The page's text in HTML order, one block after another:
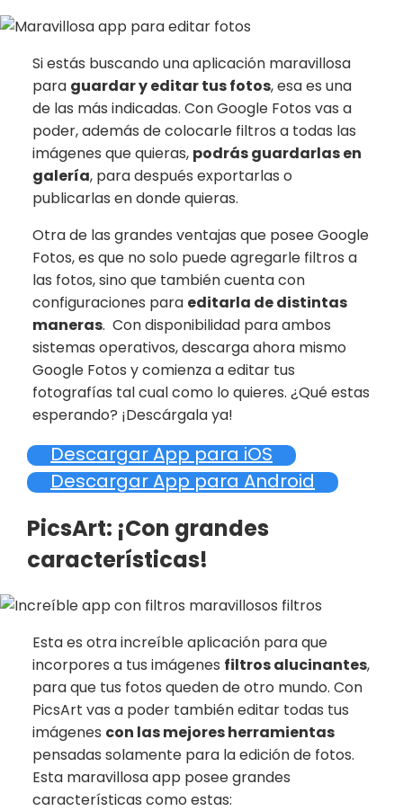
Si estás buscando una aplicación maravillosa
para guardar y editar tus fotos, esa es una
de las más indicadas. Con Google Fotos vas a
poder, además de colocarle filtros a todas las
imágenes que quieras, podrás guardarlas en
galería, para después exportarlas o
publicarlas en donde quieras.
Otra de las grandes ventajas que posee Google
Fotos, es que no solo puede agregarle filtros a
las fotos, sino que también cuenta con
configuraciones para editarla de distintas
maneras. Con disponibilidad para ambos
sistemas operativos, descarga ahora mismo
Google Fotos y comienza a editar tus
fotografías tal cual como lo quieres. ¿Qué estas
esperando? ¡Descárgala ya!
Descargar App para iOS
Descargar App para Android
PicsArt: ¡Con grandes
características!
Esta es otra increíble aplicación para que
incorpores a tus imágenes filtros alucinantes,
para que tus fotos queden de otro mundo. Con
PicsArt vas a poder también editar todas tus
imágenes con las mejores herramientas
pensadas solamente para la edición de fotos.
Esta maravillosa app posee grandes
características como estas: